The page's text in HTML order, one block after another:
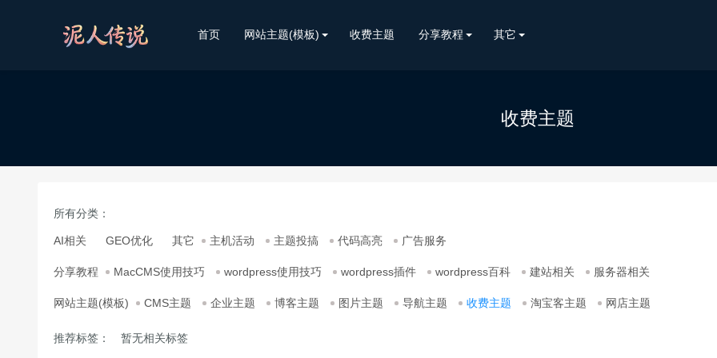
首页 网站主题(模板) 收费主题 分享教程 其它
收费主题
所有分类：
AI相关 GEO优化 其它 主机活动 主题投搞 代码高亮 广告服务
分享教程 MacCMS使用技巧 wordpress使用技巧 wordpress插件 wordpress百科 建站相关 服务器相关
网站主题(模板) CMS主题 企业主题 博客主题 图片主题 导航主题 收费主题 淘宝客主题 网店主题
推荐标签： 暂无相关标签